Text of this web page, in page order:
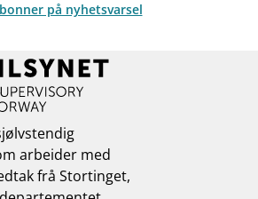
på nyhetsvarsel
arbeider med
frå Stortinget,